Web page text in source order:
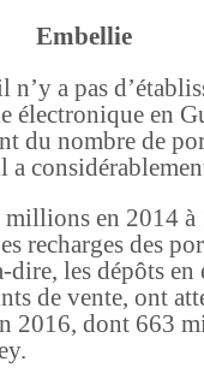
Embellie
a pas
électronique en
du nombre de
a
millions en 2014
recharges des
dire, les dépôts en
de vente, ont
2016, dont 663